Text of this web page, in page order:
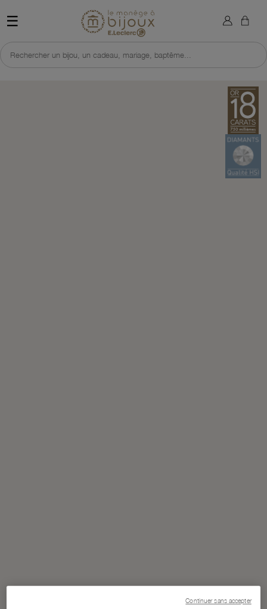
☰ Retour à l'accueil du site
Rechercher un bijou, un cadeau, mariage, baptême...
×
Continuer sans accepter